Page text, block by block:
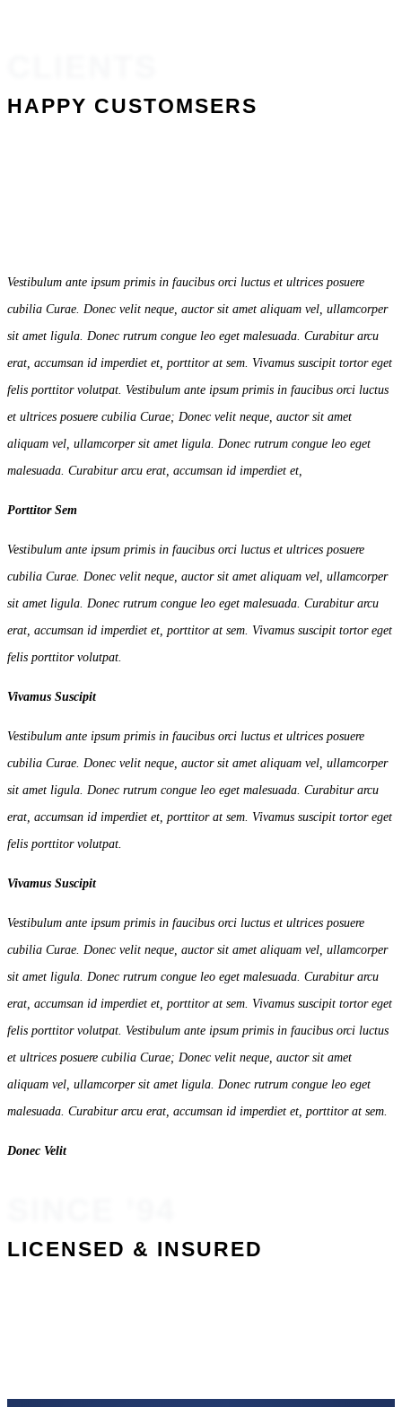
HAPPY CUSTOMSERS
Vestibulum ante ipsum primis in faucibus orci luctus et ultrices posuere
cubilia Curae. Donec velit neque, auctor sit amet aliquam vel, ullamcorper
sit amet ligula. Donec rutrum congue leo eget malesuada. Curabitur arcu
erat, accumsan id imperdiet et, porttitor at sem. Vivamus suscipit tortor eget
felis porttitor volutpat. Vestibulum ante ipsum primis in faucibus orci luctus
et ultrices posuere cubilia Curae; Donec velit neque, auctor sit amet
aliquam vel, ullamcorper sit amet ligula. Donec rutrum congue leo eget
malesuada. Curabitur arcu erat, accumsan id imperdiet et,
Porttitor Sem
Vestibulum ante ipsum primis in faucibus orci luctus et ultrices posuere
cubilia Curae. Donec velit neque, auctor sit amet aliquam vel, ullamcorper
sit amet ligula. Donec rutrum congue leo eget malesuada. Curabitur arcu
erat, accumsan id imperdiet et, porttitor at sem. Vivamus suscipit tortor eget
felis porttitor volutpat.
Vivamus Suscipit
Vestibulum ante ipsum primis in faucibus orci luctus et ultrices posuere
cubilia Curae. Donec velit neque, auctor sit amet aliquam vel, ullamcorper
sit amet ligula. Donec rutrum congue leo eget malesuada. Curabitur arcu
erat, accumsan id imperdiet et, porttitor at sem. Vivamus suscipit tortor eget
felis porttitor volutpat.
Vivamus Suscipit
Vestibulum ante ipsum primis in faucibus orci luctus et ultrices posuere
cubilia Curae. Donec velit neque, auctor sit amet aliquam vel, ullamcorper
sit amet ligula. Donec rutrum congue leo eget malesuada. Curabitur arcu
erat, accumsan id imperdiet et, porttitor at sem. Vivamus suscipit tortor eget
felis porttitor volutpat. Vestibulum ante ipsum primis in faucibus orci luctus
et ultrices posuere cubilia Curae; Donec velit neque, auctor sit amet
aliquam vel, ullamcorper sit amet ligula. Donec rutrum congue leo eget
malesuada. Curabitur arcu erat, accumsan id imperdiet et, porttitor at sem.
Donec Velit
LICENSED & INSURED